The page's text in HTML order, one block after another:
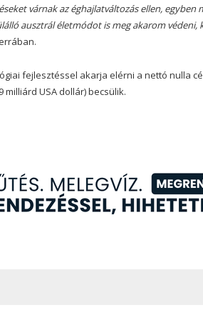
várnak az éghajlatváltozás ellen,
ausztrál életmódot is meg akarom
fejlesztéssel akarja elérni a nettó nulla
USA dollár) becsülik.